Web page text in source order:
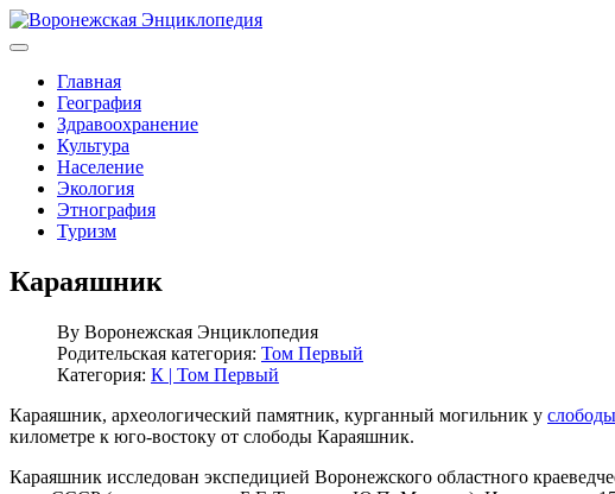
Главная
География
Здравоохранение
Культура
Население
Экология
Этнография
Туризм
Караяшник
By Воронежская Энциклопедия
Родительская категория: Том Первый
Категория: К | Том Первый
Караяшник, археологический памятник, курганный могильник у
километре к юго-востоку от слободы Караяшник.
Караяшник исследован экспедицией Воронежского областного